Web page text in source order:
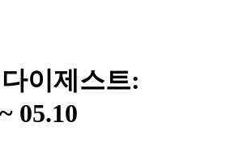
이제스트:
05.10